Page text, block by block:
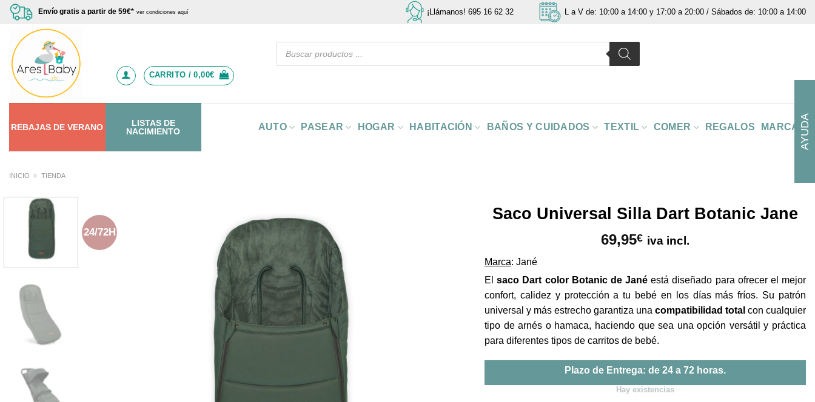
Saltar
contenido
Envío gratis a partir de 59€* ver condiciones aquí ¡Llámanos! 695 16 62 32 L a V de: 10:00 a 14:00 y 17:00 a 20:00 / Sábados de: 10:00 a 14:00
Búsqueda
CARRITO /0,00€
REBAJAS DEVERANO
LISTAS DE
NACIMIENTO
AUTO PASEAR HOGAR HABITACIÓN BAÑOS Y CUIDADOS TEXTIL COMER REGALOS MARCAS
INICIO » TIENDA
24/72H
Saco Universal Silla Dart Botanic Jane
69,95€ iva incl.
Marca: Jané
Elsaco Dart color Botanic de Jané está diseñado para ofrecer el mejor
confort, calidez y protección a tu bebé en los días más fríos. Su patrón
universal y más estrecho garantiza una compatibilidad total con cualquier
tipo de arnés o hamaca, haciendo que sea una opción versátil y práctica
para diferentes tipos de carritos de bebé.
Plazo de Entrega: de 24 a 72 horas.
Hay existencias
AYUDA